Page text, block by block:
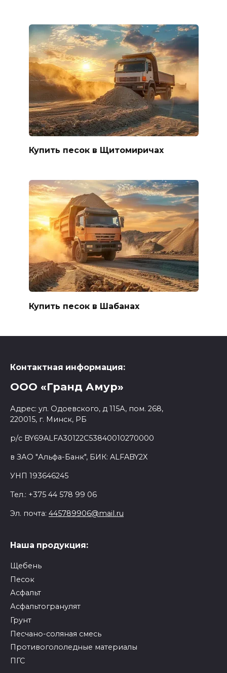
Купить песок в Щитомиричах
Купить песок в Шабанах
Контактная информация:
ООО «Гранд Амур»
Адрес: ул. Одоевского, д 115А, пом. 268,
220015, г. Минск, РБ
р/с BY69ALFA30122C53840010270000
в ЗАО "Альфа-Банк", БИК: ALFABY2X
УНП 193646245
Тел.: +375 44 578 99 06
Эл. почта: 445789906@mail.ru
Наша продукция:
Щебень
Песок
Асфальт
Асфальтогранулят
Грунт
Песчано-соляная смесь
Противогололедные материалы
ПГС